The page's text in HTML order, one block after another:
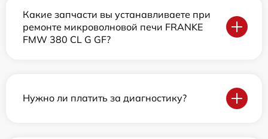
Какие запчасти вы устанавливаете при
ремонте микроволновой печи FRANKE
FMW 380 CL G GF?
Нужно ли платить за диагностику?